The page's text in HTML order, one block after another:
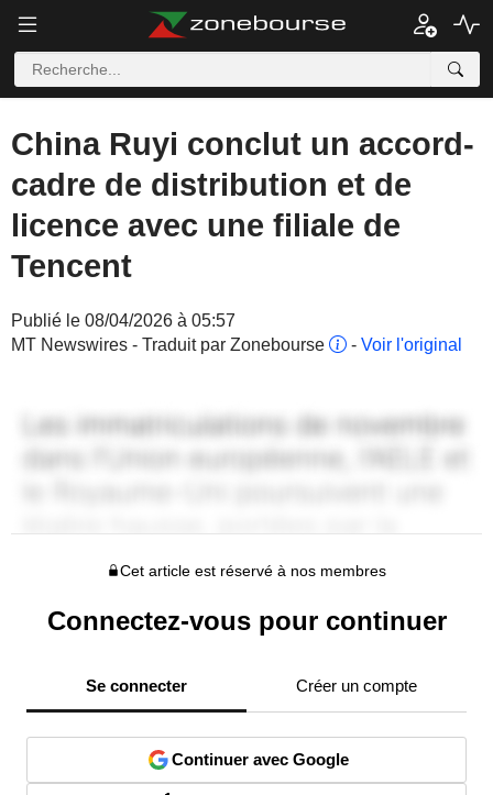
China Ruyi conclut un accord-
cadre de distribution et de
licence avec une filiale de
Tencent
Publié le 08/04/2026 à 05:57
MT Newswires - Traduit par Zonebourse
- Voir l'original
Cet article est réservé à nos membres
Connectez-vous pour continuer
Se connecter Créer un compte
Continuer avec Google